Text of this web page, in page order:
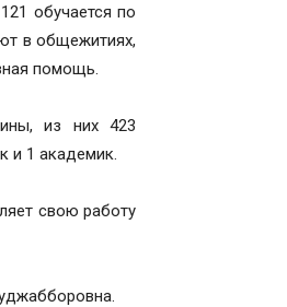
обучается по
в общежитиях,
помощь.
из них 423
и 1 академик.
свою работу